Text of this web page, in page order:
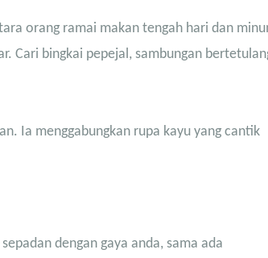
orang ramai makan tengah hari dan
Cari bingkai pepejal, sambungan
Ia menggabungkan rupa kayu yang cantik
dengan gaya anda, sama ada